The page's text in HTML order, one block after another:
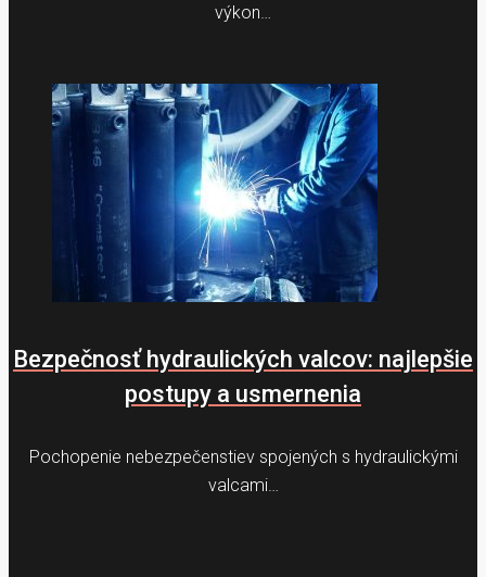
výkon…
Bezpečnosť hydraulických valcov: najlepšie
postupy a usmernenia
Pochopenie nebezpečenstiev spojených s hydraulickými
valcami…